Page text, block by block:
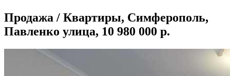
Продажа / Квартиры, Симферополь,
Павленко улица, 10 980 000 р.